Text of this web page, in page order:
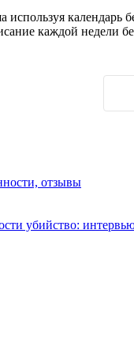
календарь
каждой недели
отзывы
убийство: